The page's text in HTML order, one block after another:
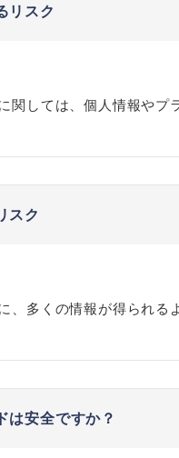
リスク
関しては、個人情報や
スク
、多くの情報が得られ
は安全ですか？